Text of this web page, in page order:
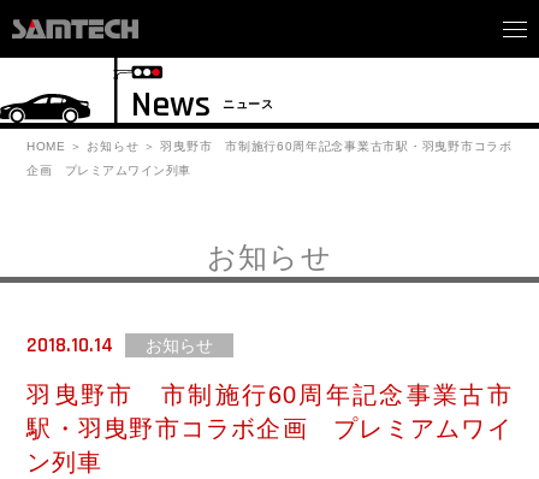
ニュース
News
HOME お知らせ
羽曳野市 市制施行60周年記念事業古市駅・羽曳野市コラボ
企画 プレミアムワイン列車
お知らせ
2018.10.14 お知らせ
羽曳野市 市制施行60周年記念事業古市
駅・羽曳野市コラボ企画 プレミアムワイ
ン列車